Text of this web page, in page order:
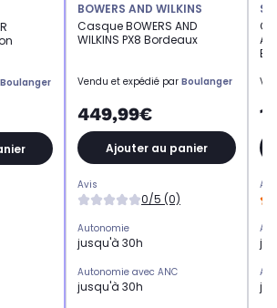
Boulanger
BOWERS AND WILKINS
Casque BOWERS AND
WILKINS PX8 Bordeaux
Vendu et expédié par Boulanger
449,99€
Ajouter au panier
Avis
0/5 (0)
Autonomie
jusqu'à 30h
Autonomie avec ANC
jusqu'à 30h